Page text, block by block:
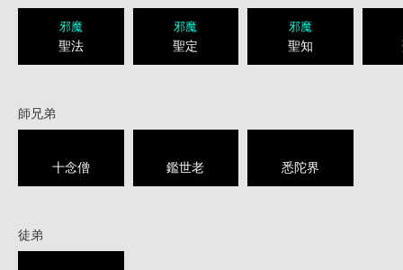
邪魔
聖法
邪魔
聖定
邪魔
聖知
師兄弟
十念僧 鑑世老 悉陀界
徒弟